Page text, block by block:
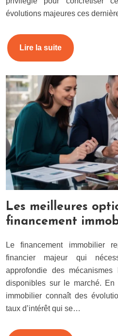
évolutions majeures ces
Lire la suite
Les meilleures
financement
Le financement immobilier
financier majeur qui
approfondie des
disponibles sur le marché.
immobilier connaît des
taux d’intérêt qui se…